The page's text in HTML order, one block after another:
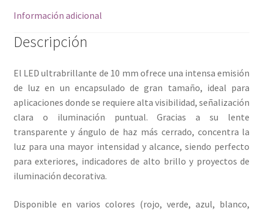
Información adicional
Descripción
El LED ultrabrillante de 10 mm ofrece una intensa emisión
de luz en un encapsulado de gran tamaño, ideal para
aplicaciones donde se requiere alta visibilidad, señalización
clara o iluminación puntual. Gracias a su lente
transparente y ángulo de haz más cerrado, concentra la
luz para una mayor intensidad y alcance, siendo perfecto
para exteriores, indicadores de alto brillo y proyectos de
iluminación decorativa.
Disponible en varios colores (rojo, verde, azul, blanco,